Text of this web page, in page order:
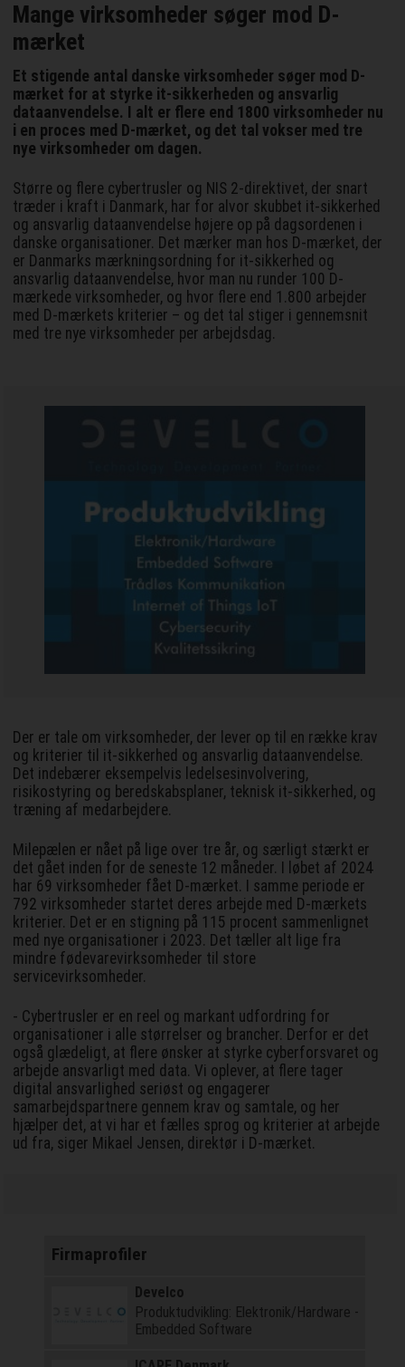
Mange virksomheder søger mod D-
mærket
Et stigende antal danske virksomheder søger mod D-
mærket for at styrke it-sikkerheden og ansvarlig
dataanvendelse. I alt er flere end 1800 virksomheder nu
i en proces med D-mærket, og det tal vokser med tre
nye virksomheder om dagen.
Større og flere cybertrusler og NIS 2-direktivet, der snart
træder i kraft i Danmark, har for alvor skubbet it-sikkerhed
og ansvarlig dataanvendelse højere op på dagsordenen i
danske organisationer. Det mærker man hos D-mærket, der
er Danmarks mærkningsordning for it-sikkerhed og
ansvarlig dataanvendelse, hvor man nu runder 100 D-
mærkede virksomheder, og hvor flere end 1.800 arbejder
med D-mærkets kriterier – og det tal stiger i gennemsnit
med tre nye virksomheder per arbejdsdag.
Der er tale om virksomheder, der lever op til en række krav
og kriterier til it-sikkerhed og ansvarlig dataanvendelse.
Det indebærer eksempelvis ledelsesinvolvering,
risikostyring og beredskabsplaner, teknisk it-sikkerhed, og
træning af medarbejdere.
Milepælen er nået på lige over tre år, og særligt stærkt er
det gået inden for de seneste 12 måneder. I løbet af 2024
har 69 virksomheder fået D-mærket. I samme periode er
792 virksomheder startet deres arbejde med D-mærkets
kriterier. Det er en stigning på 115 procent sammenlignet
med nye organisationer i 2023. Det tæller alt lige fra
mindre fødevarevirksomheder til store
servicevirksomheder.
- Cybertrusler er en reel og markant udfordring for
organisationer i alle størrelser og brancher. Derfor er det
også glædeligt, at flere ønsker at styrke cyberforsvaret og
arbejde ansvarligt med data. Vi oplever, at flere tager
digital ansvarlighed seriøst og engagerer
samarbejdspartnere gennem krav og samtale, og her
hjælper det, at vi har et fælles sprog og kriterier at arbejde
ud fra, siger Mikael Jensen, direktør i D-mærket.
Firmaprofiler
Develco
Produktudvikling: Elektronik/Hardware -
Embedded Software